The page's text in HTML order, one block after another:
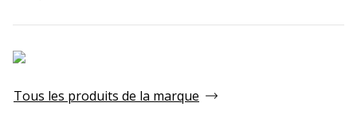
Tous les produits de la marque